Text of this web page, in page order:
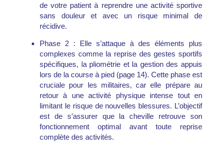
de votre patient à reprendre une activité sportive
sans douleur et avec un risque minimal de
récidive.
Phase 2 : Elle s’attaque à des éléments plus
complexes comme la reprise des gestes sportifs
spécifiques, la pliométrie et la gestion des appuis
lors de la course à pied (page 14). Cette phase est
cruciale pour les militaires, car elle prépare au
retour à une activité physique intense tout en
limitant le risque de nouvelles blessures. L’objectif
est de s’assurer que la cheville retrouve son
fonctionnement optimal avant toute reprise
complète des activités.